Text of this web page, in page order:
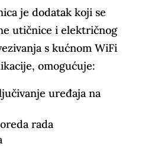
je dodatak koji se
utičnice i električnog
s kućnom WiFi
omogućuje:
uređaja na
rada